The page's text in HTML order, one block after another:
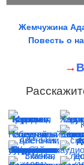
Жемчужина
Повесть о
→ В